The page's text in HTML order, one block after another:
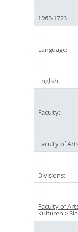
1963-1723
Language:
English
Faculty:
Faculty of
Divisions:
Faculty of
Kulturen >